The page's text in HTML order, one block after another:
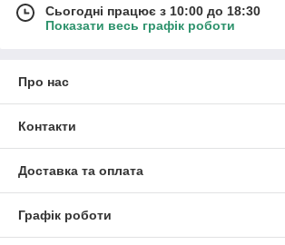
Сьогодні працює з 10:00 до 18:30
Показати весь графік роботи
Про нас
Контакти
Доставка та оплата
Графік роботи